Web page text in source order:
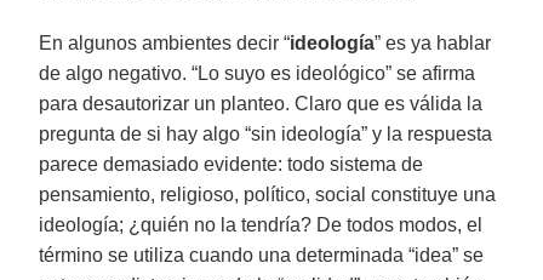
En algunos ambientes decir “ideología” es ya hablar
de algo negativo. “Lo suyo es ideológico” se afirma
para desautorizar un planteo. Claro que es válida la
pregunta de si hay algo “sin ideología” y la respuesta
parece demasiado evidente: todo sistema de
pensamiento, religioso, político, social constituye una
ideología; ¿quién no la tendría? De todos modos, el
término se utiliza cuando una determinada “idea” se